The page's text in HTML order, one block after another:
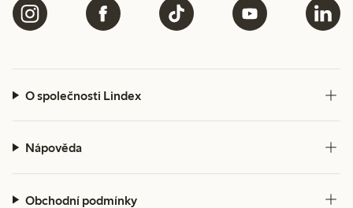
O společnosti Lindex
Nápověda
Obchodní podmínky